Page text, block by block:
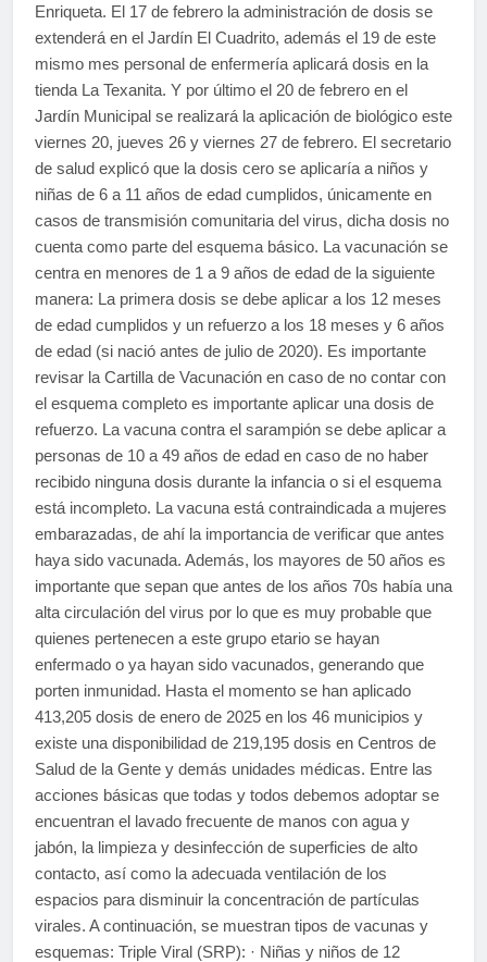
Enriqueta. El 17 de febrero la administración de dosis se
extenderá en el Jardín El Cuadrito, además el 19 de este
mismo mes personal de enfermería aplicará dosis en la
tienda La Texanita. Y por último el 20 de febrero en el
Jardín Municipal se realizará la aplicación de biológico este
viernes 20, jueves 26 y viernes 27 de febrero. El secretario
de salud explicó que la dosis cero se aplicaría a niños y
niñas de 6 a 11 años de edad cumplidos, únicamente en
casos de transmisión comunitaria del virus, dicha dosis no
cuenta como parte del esquema básico. La vacunación se
centra en menores de 1 a 9 años de edad de la siguiente
manera: La primera dosis se debe aplicar a los 12 meses
de edad cumplidos y un refuerzo a los 18 meses y 6 años
de edad (si nació antes de julio de 2020). Es importante
revisar la Cartilla de Vacunación en caso de no contar con
el esquema completo es importante aplicar una dosis de
refuerzo. La vacuna contra el sarampión se debe aplicar a
personas de 10 a 49 años de edad en caso de no haber
recibido ninguna dosis durante la infancia o si el esquema
está incompleto. La vacuna está contraindicada a mujeres
embarazadas, de ahí la importancia de verificar que antes
haya sido vacunada. Además, los mayores de 50 años es
importante que sepan que antes de los años 70s había una
alta circulación del virus por lo que es muy probable que
quienes pertenecen a este grupo etario se hayan
enfermado o ya hayan sido vacunados, generando que
porten inmunidad. Hasta el momento se han aplicado
413,205 dosis de enero de 2025 en los 46 municipios y
existe una disponibilidad de 219,195 dosis en Centros de
Salud de la Gente y demás unidades médicas. Entre las
acciones básicas que todas y todos debemos adoptar se
encuentran el lavado frecuente de manos con agua y
jabón, la limpieza y desinfección de superficies de alto
contacto, así como la adecuada ventilación de los
espacios para disminuir la concentración de partículas
virales. A continuación, se muestran tipos de vacunas y
esquemas: Triple Viral (SRP): · Niñas y niños de 12